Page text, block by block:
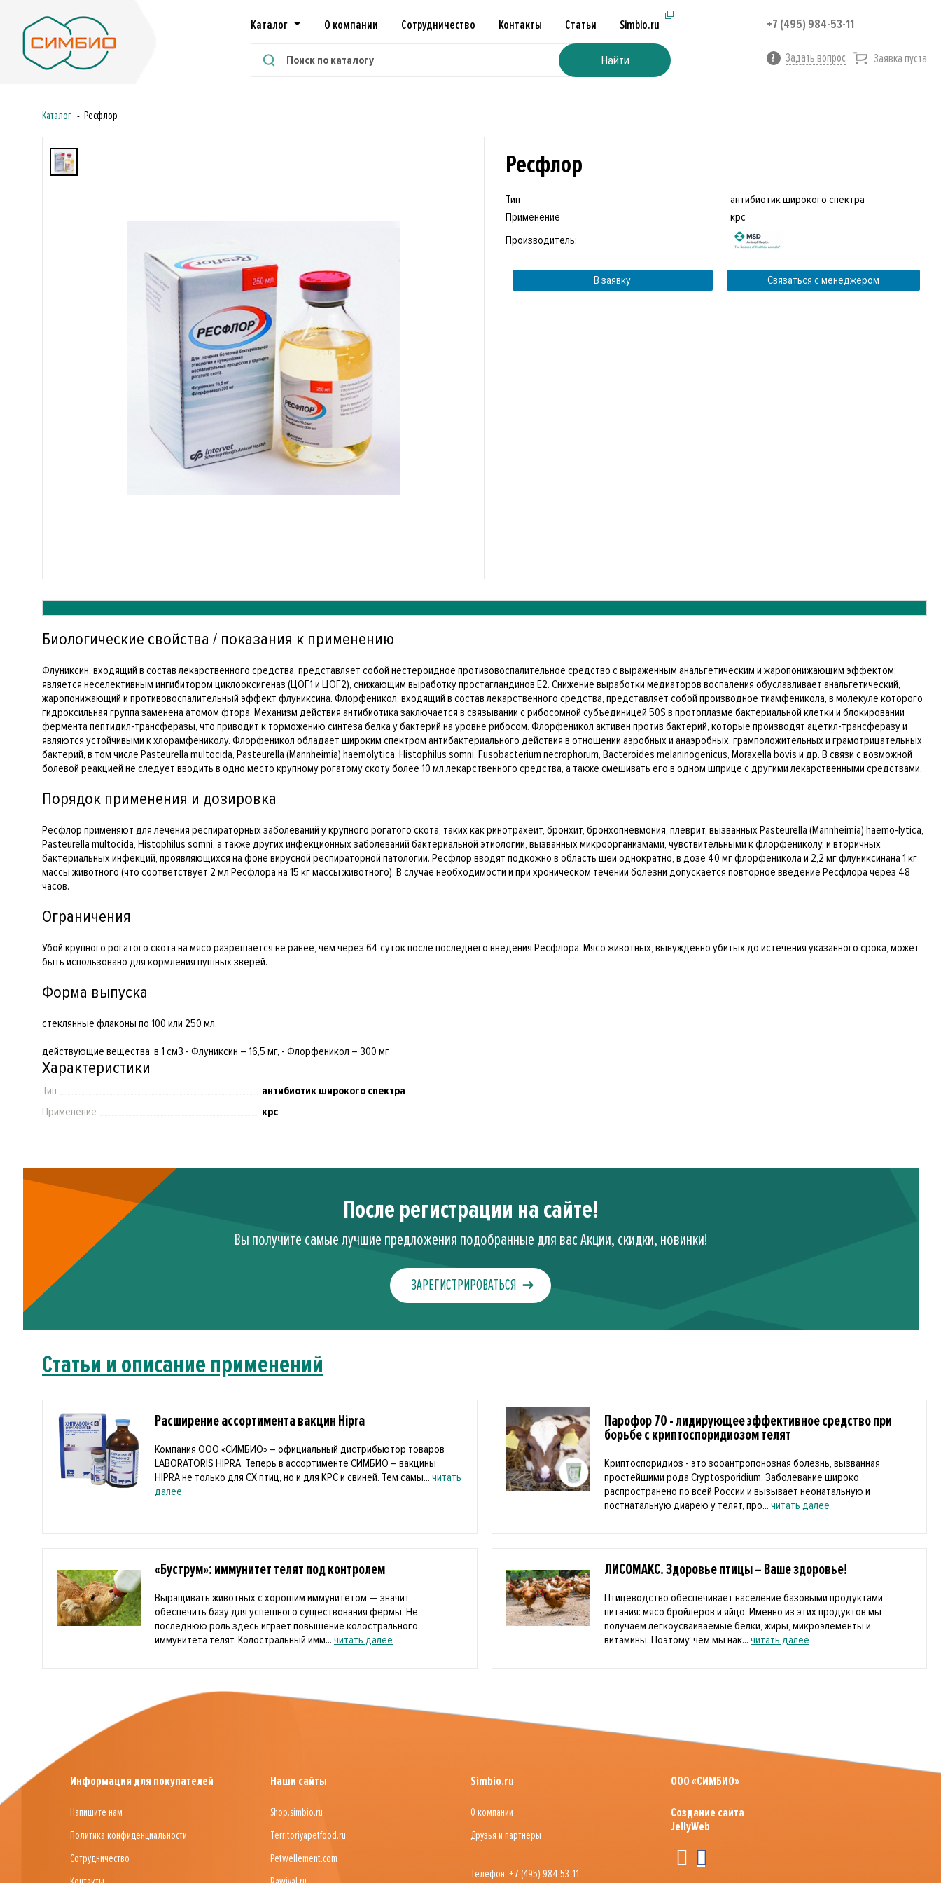
Каталог О компании Сотрудничество Контакты Статьи Simbio.ru
Найти
+7 (495) 984-53-11
Задать вопрос Заявка пуста
Каталог Ресфлор
Ресфлор
Тип
антибиотик широкого спектра
Применение
крс
Производитель:
В заявку Связаться с менеджером
Биологические свойства / показания к применению
Флуниксин, входящий в состав лекарственного средства, представляет собой нестероидное противовоспалительное средство с выраженным анальгетическим и жаропонижающим эффектом;
является неселективным ингибитором циклооксигеназ (ЦОГ1 и ЦОГ2), снижающим выработку простагландинов E2. Снижение выработки медиаторов воспаления обуславливает анальгетический,
жаропонижающий и противовоспалительный эффект флуниксина. Флорфеникол, входящий в состав лекарственного средства, представляет собой производное тиамфеникола, в молекуле которого
гидроксильная группа заменена атомом фтора. Механизм действия антибиотика заключается в связывании с рибосомной субъединицей 50S в протоплазме бактериальной клетки и блокировании
фермента пептидил-трансферазы, что приводит к торможению синтеза белка у бактерий на уровне рибосом. Флорфеникол активен против бактерий, которые производят ацетил-трансферазу и
являются устойчивыми к хлорамфениколу. Флорфеникол обладает широким спектром антибактериального действия в отношении аэробных и анаэробных, грамположительных и грамотрицательных
бактерий, в том числе Pasteurella multocida, Pasteurella (Mannheimia) haemolytica, Histophilus somni, Fusobacterium necrophorum, Bacteroides melaninogenicus, Moraxella bovis и др. В связи с возможной
болевой реакцией не следует вводить в одно место крупному рогатому скоту более 10 мл лекарственного средства, а также смешивать его в одном шприце с другими лекарственными средствами.
Порядок применения и дозировка
Ресфлор применяют для лечения респираторных заболеваний у крупного рогатого скота, таких как ринотрахеит, бронхит, бронхопневмония, плеврит, вызванных Pasteurella (Mannheimia) haemo-lytica,
Pasteurella multocida, Histophilus somni, а также других инфекционных заболеваний бактериальной этиологии, вызванных микроорганизмами, чувствительными к флорфениколу, и вторичных
бактериальных инфекций, проявляющихся на фоне вирусной респираторной патологии. Ресфлор вводят подкожно в область шеи однократно, в дозе 40 мг флорфеникола и 2,2 мг флуниксинана 1 кг
массы животного (что соответствует 2 мл Ресфлора на 15 кг массы животного). В случае необходимости и при хроническом течении болезни допускается повторное введение Ресфлора через 48
часов.
Ограничения
Убой крупного рогатого скота на мясо разрешается не ранее, чем через 64 суток после последнего введения Ресфлора. Мясо животных, вынужденно убитых до истечения указанного срока, может
быть использовано для кормления пушных зверей.
Форма выпуска
стеклянные флаконы по 100 или 250 мл.
действующие вещества, в 1 см3 - Флуниксин – 16,5 мг, - Флорфеникол – 300 мг
Характеристики
Тип
антибиотик широкого спектра
Применение
крс
После регистрации на сайте!
Вы получите самые лучшие предложения подобранные для вас Акции, скидки, новинки!
ЗАРЕГИСТРИРОВАТЬСЯ
Статьи и описание применений
Расширение ассортимента вакцин Hipra
Компания ООО «СИМБИО» – официальный дистрибьютор товаров
LABORATORIS HIPRA. Теперь в ассортименте СИМБИО – вакцины
HIPRA не только для СХ птиц, но и для КРС и свиней. Тем самы... читать
далее
Парофор 70 - лидирующее эффективное средство при
борьбе с криптоспоридиозом телят
Криптоспоридиоз - это зооантропонозная болезнь, вызванная
простейшими рода Cryptosporidium. Заболевание широко
распространено по всей России и вызывает неонатальную и
постнатальную диарею у телят, про... читать далее
«Буструм»: иммунитет телят под контролем
Выращивать животных с хорошим иммунитетом — значит,
обеспечить базу для успешного существования фермы. Не
последнюю роль здесь играет повышение колострального
иммунитета телят. Колостральный имм... читать далее
ЛИСОМАКС. Здоровье птицы – Ваше здоровье!
Птицеводство обеспечивает население базовыми продуктами
питания: мясо бройлеров и яйцо. Именно из этих продуктов мы
получаем легкоусваиваемые белки, жиры, микроэлементы и
витамины. Поэтому, чем мы нак... читать далее
Информация для покупателей
Напишите нам
Политика конфиденциальности
Сотрудничество
Наши сайты
Shop.simbio.ru
Territoriyapetfood.ru
Petwellement.com
Simbio.ru
О компании
Друзья и партнеры
Телефон: +7 (495) 984-53-11
ООО «СИМБИО»
Создание сайта
JellyWeb